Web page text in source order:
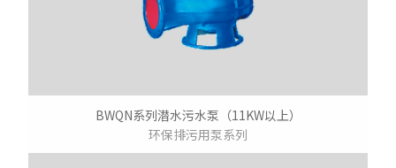
BWQN系列潜水污水泵（11KW以上）
环保排污用泵系列